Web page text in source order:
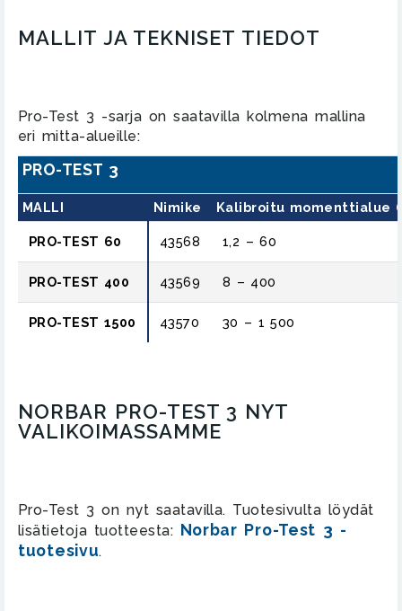
MALLIT JA TEKNISET TIEDOT
Pro-Test 3 -sarja on saatavilla kolmena mallina
eri mitta-alueille:
PRO-TEST 3
MALLI Nimike Kalibroitu momenttialue
PRO-TEST 60 43568 1,2 – 60
PRO-TEST 400 43569 8 – 400
PRO-TEST 1500 43570 30 – 1 500
NORBAR PRO-TEST 3 NYT
VALIKOIMASSAMME
Pro-Test 3 on nyt saatavilla. Tuotesivulta löydät
lisätietoja tuotteesta: Norbar Pro-Test 3 -
tuotesivu.